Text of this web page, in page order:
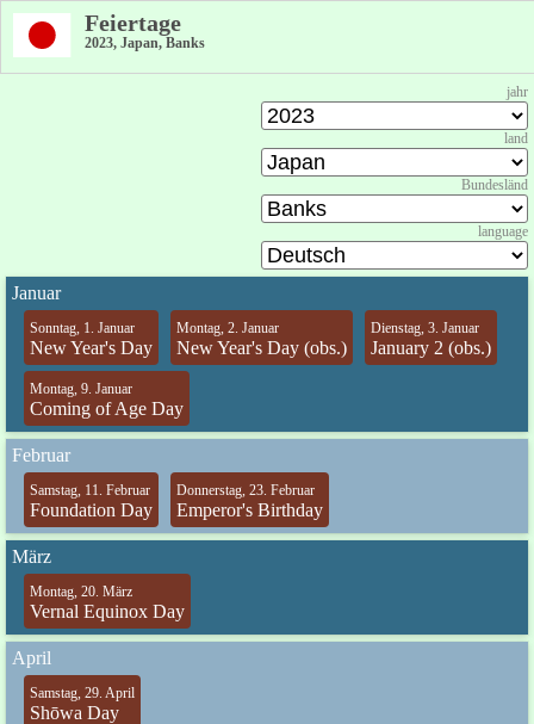
Feiertage
2023, Japan, Banks
jahr
land
Bundesländ
language
Januar
Sonntag, 1. Januar
New Year's Day
Montag, 2. Januar
New Year's Day (obs.)
Dienstag, 3. Januar
January 2 (obs.)
Montag, 9. Januar
Coming of Age Day
Februar
Samstag, 11. Februar
Foundation Day
Donnerstag, 23. Februar
Emperor's Birthday
März
Montag, 20. März
Vernal Equinox Day
April
Samstag, 29. April
Shōwa Day